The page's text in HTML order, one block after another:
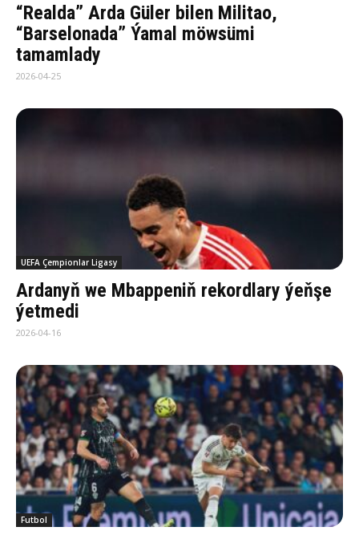
“Realda” Arda Güler bilen Militao,
“Barselonada” Ýamal möwsümi
tamamlady
2026-04-25
UEFA Çempionlar Ligasy
Ardanyň we Mbappeniň rekordlary ýeňşe
ýetmedi
2026-04-16
Futbol